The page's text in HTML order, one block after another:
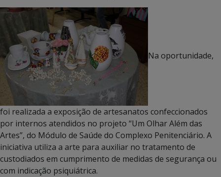
Na oportunidade,
foi realizada a exposição de artesanatos confeccionados
por internos atendidos no projeto “Um Olhar Além das
Artes”, do Módulo de Saúde do Complexo Penitenciário. A
iniciativa utiliza a arte para auxiliar no tratamento de
custodiados em cumprimento de medidas de segurança ou
com indicação psiquiátrica.